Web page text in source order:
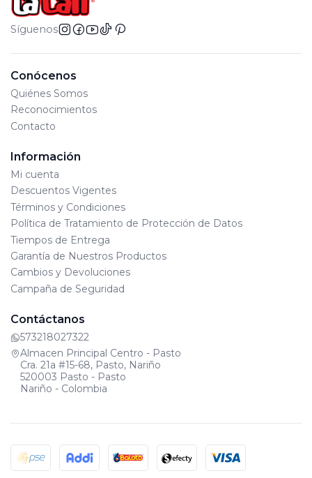
Síguenos
Conócenos
Quiénes Somos
Reconocimientos
Contacto
Información
Mi cuenta
Descuentos Vigentes
Términos y Condiciones
Política de Tratamiento de Protección de Datos
Tiempos de Entrega
Garantía de Nuestros Productos
Cambios y Devoluciones
Campaña de Seguridad
Contáctanos
573218027322
Almacen Principal Centro - Pasto
Cra. 21a #15-68, Pasto, Nariño
520003 Pasto - Pasto
Nariño - Colombia